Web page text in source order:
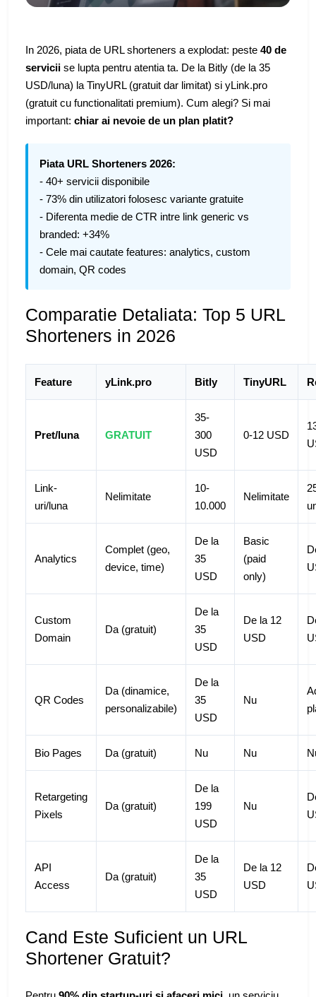
In 2026, piata de URL shorteners a explodat: peste 40 de
servicii se lupta pentru atentia ta. De la Bitly (de la 35
USD/luna) la TinyURL (gratuit dar limitat) si yLink.pro
(gratuit cu functionalitati premium). Cum alegi? Si mai
important: chiar ai nevoie de un plan platit?
Piata URL Shorteners 2026:
- 40+ servicii disponibile
- 73% din utilizatori folosesc variante gratuite
- Diferenta medie de CTR intre link generic vs
branded: +34%
- Cele mai cautate features: analytics, custom
domain, QR codes
Comparatie Detaliata: Top 5 URL
Shorteners in 2026
Feature yLink.pro Bitly TinyURL
Pret/luna GRATUIT
35-
300
USD
0-12 USD
Link-
uri/luna
Nelimitate
10-
10.000
Nelimitate
Analytics
Complet (geo,
device, time)
De la
35
USD
Basic
(paid
only)
Custom
Domain
Da (gratuit)
De la
35
USD
De la 12
USD
QR Codes
Da (dinamice,
personalizabile)
De la
35
USD
Nu
Bio Pages Da (gratuit) Nu Nu
Retargeting
Pixels
Da (gratuit)
De la
199
USD
Nu
API
Access
Da (gratuit)
De la
35
USD
De la 12
USD
Cand Este Suficient un URL
Shortener Gratuit?